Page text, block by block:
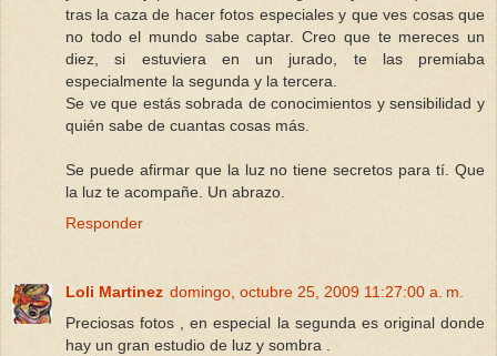
tras la caza de hacer fotos especiales y que ves cosas que
no todo el mundo sabe captar. Creo que te mereces un
diez, si estuviera en un jurado, te las premiaba
especialmente la segunda y la tercera.
Se ve que estás sobrada de conocimientos y sensibilidad y
quién sabe de cuantas cosas más.
Se puede afirmar que la luz no tiene secretos para tí. Que
la luz te acompañe. Un abrazo.
Responder
Loli Martinez domingo, octubre 25, 2009 11:27:00 a. m.
Preciosas fotos , en especial la segunda es original donde
hay un gran estudio de luz y sombra .